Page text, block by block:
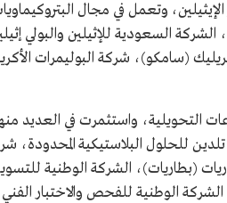
وتعمل في مجال
السعودية للإثيلين والبولي
(سامكو)، شركة البوليمرات
التحويلية، واستثمرت في العديد
للحلول البلاستيكية المحدودة،
(بطاريات)، الشركة الوطنية
الوطنية للفحص والاختبار